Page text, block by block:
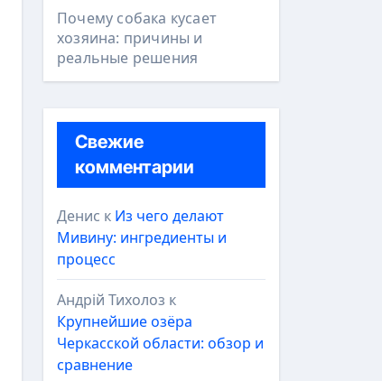
Почему собака кусает
хозяина: причины и
реальные решения
Свежие
комментарии
Денис к Из чего делают
Мивину: ингредиенты и
процесс
Андрій Тихолоз к
Крупнейшие озёра
Черкасской области: обзор и
сравнение